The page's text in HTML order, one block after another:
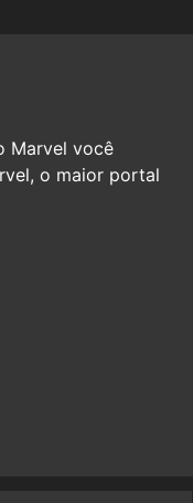
Marvel você
o maior portal